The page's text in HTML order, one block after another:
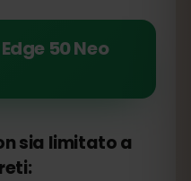
50 Neo
sia limitato a